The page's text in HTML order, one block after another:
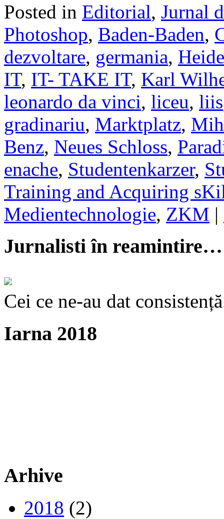
Posted in Editorial, Jurnal
Photoshop, Baden-Baden,
dezvoltare, germania,
IT, IT- TAKE IT, Karl
leonardo da vinci, liceu, liis
gradinariu, Marktplatz,
Benz, Neues Schloss,
enache, Studentenkarzer,
Training and Acquiring
Medientechnologie, ZKM |
Jurnalisti în reamintire…
Cei ce ne-au dat
Iarna 2018
Arhive
2018 (2)